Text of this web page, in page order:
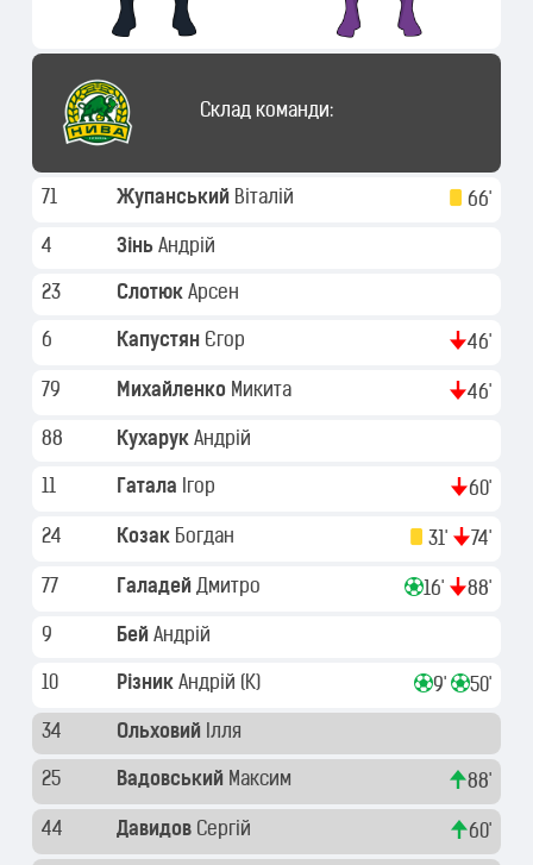
Склад команди:
71 Жупанський Віталій 66'
4 Зінь Андрій
23 Слотюк Арсен
6 Капустян Єгор 46'
79 Михайленко Микита 46'
88 Кухарук Андрій
11 Гатала Ігор 60'
24 Козак Богдан 31' 74'
77 Галадей Дмитро 16' 88'
9 Бей Андрій
10 Різник Андрій (K) 9' 50'
34 Ольховий Ілля
25 Вадовський Максим 88'
44 Давидов Сергій 60'